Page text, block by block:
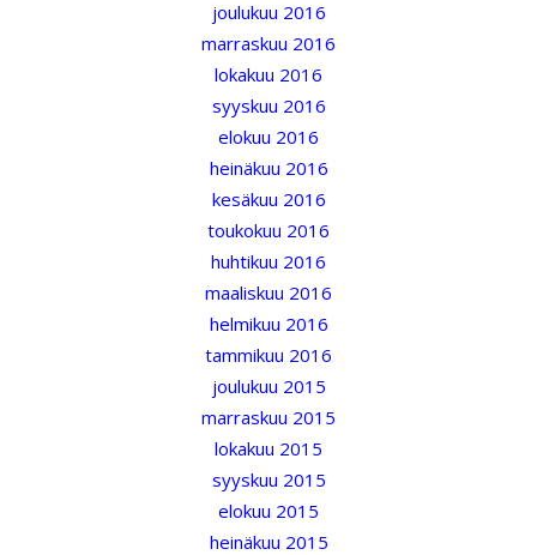
joulukuu 2016
marraskuu 2016
lokakuu 2016
syyskuu 2016
elokuu 2016
heinäkuu 2016
kesäkuu 2016
toukokuu 2016
huhtikuu 2016
maaliskuu 2016
helmikuu 2016
tammikuu 2016
joulukuu 2015
marraskuu 2015
lokakuu 2015
syyskuu 2015
elokuu 2015
heinäkuu 2015